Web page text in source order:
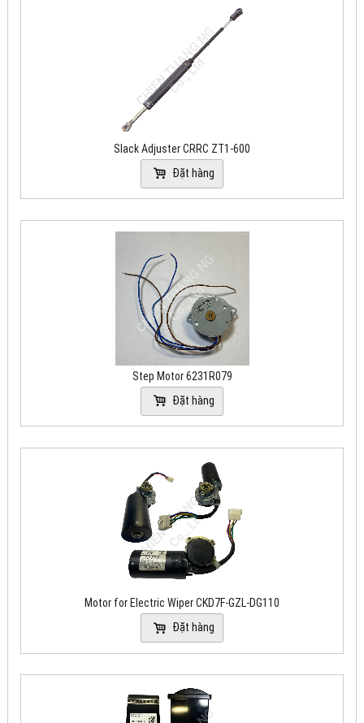
Slack Adjuster CRRC ZT1-600
Đặt hàng
Step Motor 6231R079
Đặt hàng
Motor for Electric Wiper CKD7F-GZL-DG110
Đặt hàng